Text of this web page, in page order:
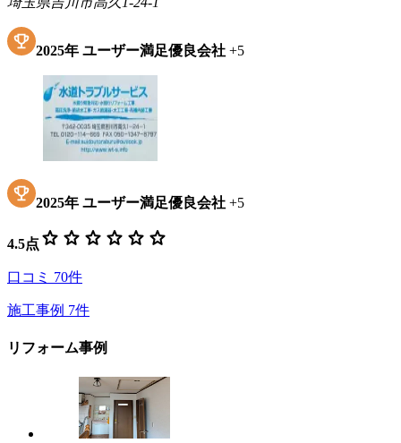
2025年 ユーザー満足優良会社 +5
2025年 ユーザー満足優良会社 +5
4.5点 star star star star star star
口コミ 70件
施工事例 7件
リフォーム事例